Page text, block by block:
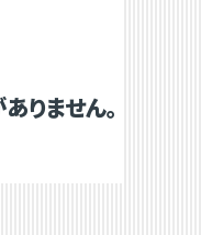
りません。